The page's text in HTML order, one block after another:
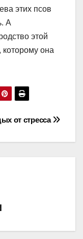
этих псов
А
этой
которому она
от стресса